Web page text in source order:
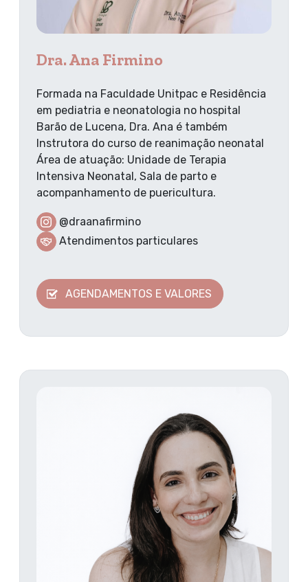
Dra. Ana Firmino
Formada na Faculdade Unitpac e Residência
em pediatria e neonatologia no hospital
Barão de Lucena, Dra. Ana é também
Instrutora do curso de reanimação neonatal
Área de atuação: Unidade de Terapia
Intensiva Neonatal, Sala de parto e
acompanhamento de puericultura.
@draanafirmino
Atendimentos particulares
AGENDAMENTOS E VALORES